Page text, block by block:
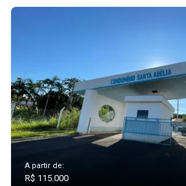
A partir de:
R$ 115.000